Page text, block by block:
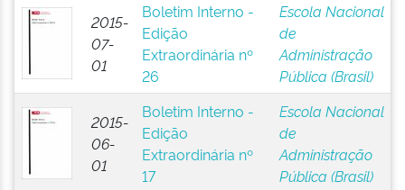
2015-
07-
01
Boletim Interno -
Edição
Extraordinária nº
26
Escola Nacional
de
Administração
Pública (Brasil)
2015-
06-
01
Boletim Interno -
Edição
Extraordinária nº
17
Escola Nacional
de
Administração
Pública (Brasil)